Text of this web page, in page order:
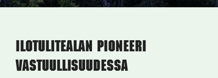
Ilotulitealan pioneeri
vastuullisuudessa